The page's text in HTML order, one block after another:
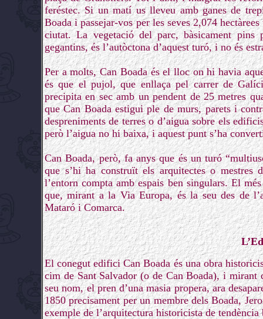
feréstec. Si un matí us lleveu amb ganes de
Boada i passejar-vos per les seves 2,074
ciutat. La vegetació del parc, bàsicament pins
gegantins, és l’autòctona d’aquest turó, i no és
Per a molts, Can Boada és el lloc on hi havia
és que el pujol, que enllaça pel carrer de
precipita en sec amb un pendent de 25 metres
que Can Boada estigui ple de murs, parets i
despreniments de terres o d’aigua sobre els
però l’aigua no hi baixa, i aquest punt s’ha
Can Boada, però, fa anys que és un turó
que s’hi ha construït els arquitectes o mestres
l’entorn compta amb espais ben singulars. El
que, mirant a la Via Europa, és la seu des de
Mataró i Comarca.
El conegut edifici Can Boada és una obra
cim de Sant Salvador (o de Can Boada), i
seu nom, el pren d’una masia propera, ara
1850 precisament per un membre dels Boada,
exemple de l’arquitectura historicista de tendència